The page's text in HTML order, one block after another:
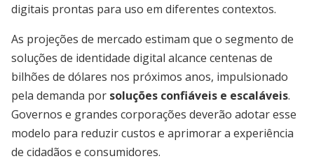
digitais prontas para uso em diferentes contextos.
As projeções de mercado estimam que o segmento de
soluções de identidade digital alcance centenas de
bilhões de dólares nos próximos anos, impulsionado
pela demanda por soluções confiáveis e escaláveis.
Governos e grandes corporações deverão adotar esse
modelo para reduzir custos e aprimorar a experiência
de cidadãos e consumidores.